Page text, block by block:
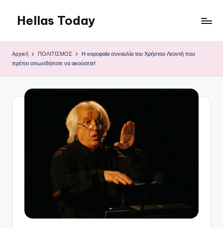
Μετάβαση
περιεχόμενο
Hellas Today
Αρχική ΠΟΛΙΤΙΣΜΟΣ
Η κορυφαία συναυλία του Χρήστου Λεοντή που
πρέπει οπωσδήποτε να ακούσετε!